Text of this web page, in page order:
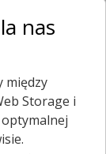
140,00 zł
300,00 zł
nas
między
Storage i